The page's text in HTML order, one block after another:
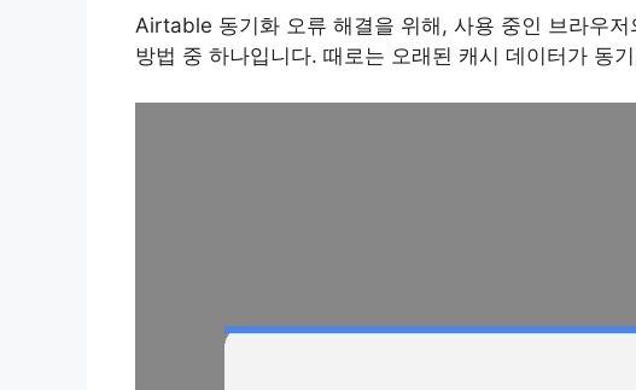
Airtable 동기화 오류 해결을 위해, 사용 중인 브라우
방법 중 하나입니다. 때로는 오래된 캐시 데이터가 동